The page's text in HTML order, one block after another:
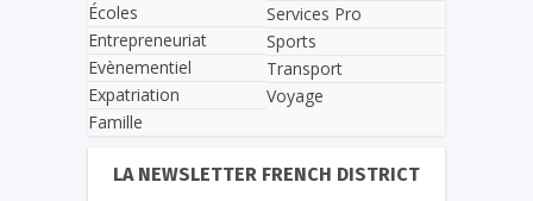
Écoles
Entrepreneuriat
Evènementiel
Expatriation
Famille
Services Pro
Sports
Transport
Voyage
LA NEWSLETTER FRENCH DISTRICT